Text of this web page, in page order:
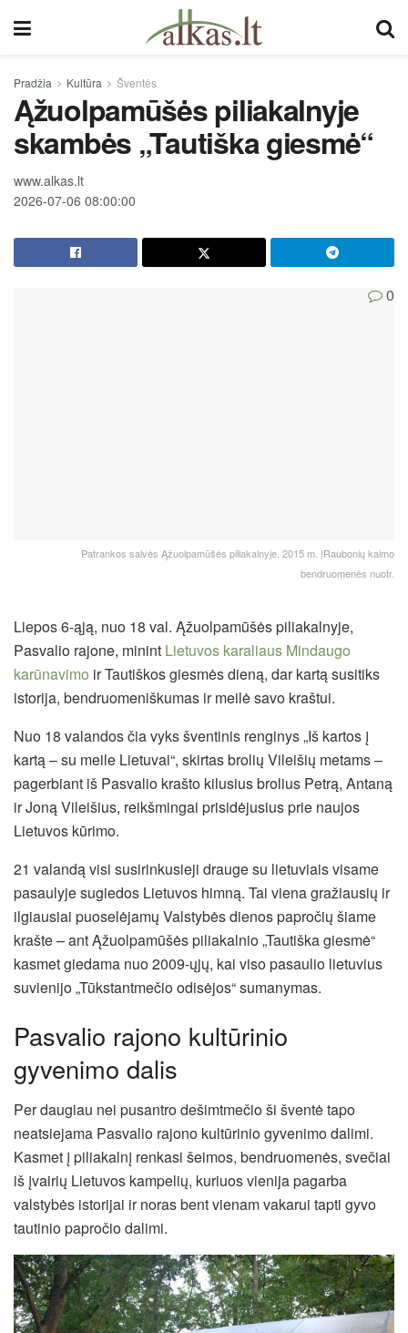
Pradžia Kultūra Šventės
Ąžuolpamūšės piliakalnyje
skambės „Tautiška giesmė“
www.alkas.lt
2026-07-06 08:00:00
0
Patrankos salvės Ąžuolpamūšės piliakalnyje, 2015 m. |Raubonių kaimo
bendruomenės nuotr.
Liepos 6-ąją, nuo 18 val. Ąžuolpamūšės piliakalnyje,
Pasvalio rajone, minint Lietuvos karaliaus Mindaugo
karūnavimo ir Tautiškos giesmės dieną, dar kartą susitiks
istorija, bendruomeniškumas ir meilė savo kraštui.
Nuo 18 valandos čia vyks šventinis renginys „Iš kartos į
kartą – su meile Lietuvai“, skirtas brolių Vileišių metams –
pagerbiant iš Pasvalio krašto kilusius brolius Petrą, Antaną
ir Joną Vileišius, reikšmingai prisidėjusius prie naujos
Lietuvos kūrimo.
21 valandą visi susirinkusieji drauge su lietuviais visame
pasaulyje sugiedos Lietuvos himną. Tai viena gražiausių ir
ilgiausiai puoselėjamų Valstybės dienos papročių šiame
krašte – ant Ąžuolpamūšės piliakalnio „Tautiška giesmė“
kasmet giedama nuo 2009-ųjų, kai viso pasaulio lietuvius
suvienijo „Tūkstantmečio odisėjos“ sumanymas.
Pasvalio rajono kultūrinio
gyvenimo dalis
Per daugiau nei pusantro dešimtmečio ši šventė tapo
neatsiejama Pasvalio rajono kultūrinio gyvenimo dalimi.
Kasmet į piliakalnį renkasi šeimos, bendruomenės, svečiai
iš įvairių Lietuvos kampelių, kuriuos vienija pagarba
valstybės istorijai ir noras bent vienam vakarui tapti gyvo
tautinio papročio dalimi.